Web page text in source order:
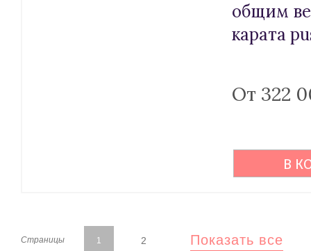
общим
карата
От 322
В
Страницы 1 2 Показать все